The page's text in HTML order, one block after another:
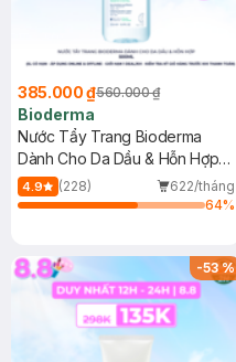
385.000 ₫560.000 ₫
Bioderma
Nước Tẩy Trang Bioderma
Dành Cho Da Dầu & Hỗn Hợp
500ml
4.9 (228)
622/tháng
64%
-53%